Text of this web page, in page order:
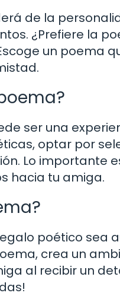
de la
¿Prefiere la
un poema
ser una
optar por
Lo importante
hacia tu amiga.
poético sea
crea un
al recibir un